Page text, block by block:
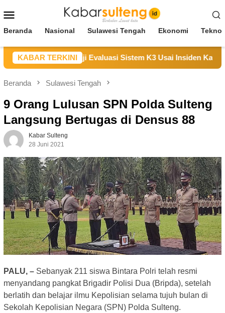
ke
Mobile
Beranda Nasional Sulawesi Tengah Ekonomi
KABAR TERKINI
Duka, Janji Evaluasi Sistem K3 Usai Insiden Karyawan
Beranda Sulawesi Tengah
9 Orang Lulusan SPN Polda Sulteng
Langsung Bertugas di Densus 88
Kabar Sulteng
28 Juni 2021
PALU, – Sebanyak 211 siswa Bintara Polri telah resmi
menyandang pangkat Brigadir Polisi Dua (Bripda), setelah
berlatih dan belajar ilmu Kepolisian selama tujuh bulan di
Sekolah Kepolisian Negara (SPN) Polda Sulteng.